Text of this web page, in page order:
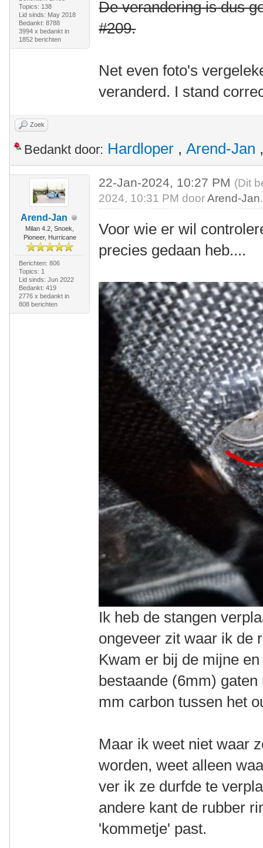
Topics: 138
Lid sinds: May 2018
Bedankt: 8788
3994 x bedankt in
1852 berichten
De verandering is dus
#209.
Net even foto's
veranderd. I stand
Zoek
Bedankt door: Hardloper , Arend-Jan
Arend-Jan
Milan 4.2, Snoek,
Pioneer, Hurricane
Berichten: 806
Topics: 1
Lid sinds: Jun 2022
Bedankt: 419
2776 x bedankt in
808 berichten
22-Jan-2024, 10:27 PM (Dit
2024, 10:31 PM doorArend-Jan
Voor wie er wil
precies gedaan heb....
Ik heb de stangen
ongeveer zit waar ik de
Kwam er bij de mijne
bestaande (6mm)
mm carbon tussen het
Maar ik weet niet waar
worden, weet alleen
ver ik ze durfde te
andere kant de rubber
'kommetje' past.